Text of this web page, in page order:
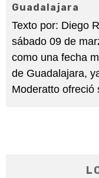
Guadalajara
Texto por: Diego
sábado 09 de
como una fecha
de Guadalajara,
Moderatto ofreció